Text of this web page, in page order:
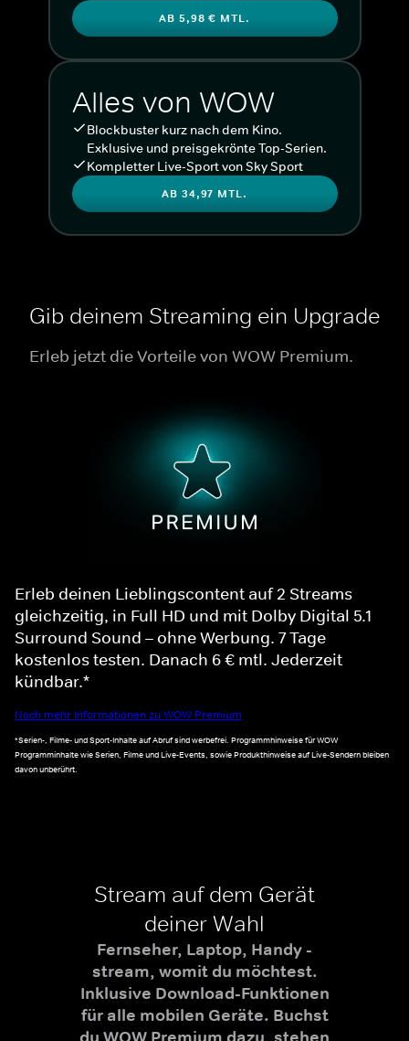
AB 5,98 € MTL.
Alles von WOW
Blockbuster kurz nach dem Kino.
Exklusive und preisgekrönte Top-Serien.
Kompletter Live-Sport von Sky Sport
AB 34,97 MTL.
Gib deinem Streaming ein Upgrade
Erleb jetzt die Vorteile von WOW Premium.
Erleb deinen Lieblingscontent auf 2 Streams
gleichzeitig, in Full HD und mit Dolby Digital 5.1
Surround Sound – ohne Werbung. 7 Tage
kostenlos testen. Danach 6 € mtl. Jederzeit
kündbar.*
Noch mehr Informationen zu WOW Premium
*Serien-, Filme- und Sport-Inhalte auf Abruf sind werbefrei. Programmhinweise für WOW
Programminhalte wie Serien, Filme und Live-Events, sowie Produkthinweise auf Live-Sendern bleiben
davon unberührt.
Stream auf dem Gerät
deiner Wahl
Fernseher, Laptop, Handy -
stream, womit du möchtest.
Inklusive Download-Funktionen
für alle mobilen Geräte. Buchst